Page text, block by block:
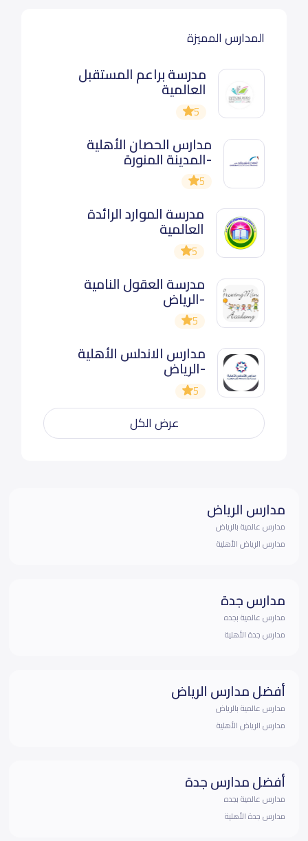
المدارس المميزة
مدرسة براعم المستقبل
العالمية
5
مدارس الحصان الأهلية
-المدينة المنورة
5
مدرسة الموارد الرائدة
العالمية
5
مدرسة العقول النامية
-الرياض
5
مدارس الاندلس الأهلية
-الرياض
5
عرض الكل
مدارس الرياض
مدارس عالمية بالرياض
مدارس الرياض الأهلية
مدارس جدة
مدارس عالمية بجده
مدارس جدة الأهلية
أفضل مدارس الرياض
مدارس عالمية بالرياض
مدارس الرياض الأهلية
أفضل مدارس جدة
مدارس عالمية بجده
مدارس جدة الأهلية